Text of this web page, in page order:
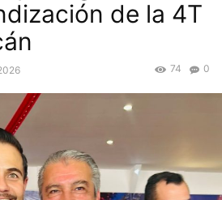
de la 4T
0
74